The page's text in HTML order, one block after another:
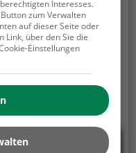
Wagenfeld im
Diepholz. Der 1959
in einem großen
rund um einen
der seit
ist. In
Freianlagen und
auf einem Gelände
und Vögel aus
Interesses.
zum Verwalten
auf dieser Seite oder
Link, über den Sie die
Einstellungen